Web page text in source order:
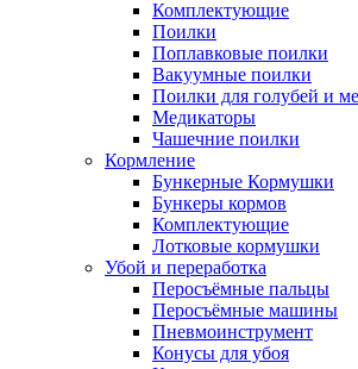
Комплектующие
Поилки
Поплавковые поилки
Вакуумные поилки
Поилки для голубей и
Медикаторы
Чашечние поилки
Кормление
Бункерные Кормушки
Бункеры кормов
Комплектующие
Лотковые кормушки
Убой и переработка
Перосъёмные пальцы
Перосъёмные машины
Пневмоинструмент
Конусы для убоя